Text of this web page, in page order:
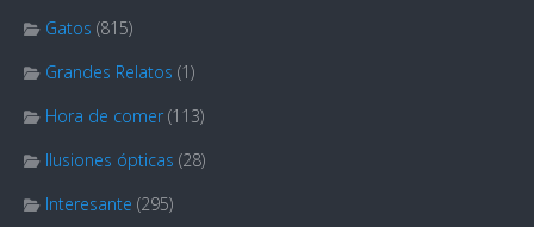
Gatos (815)
Grandes Relatos (1)
Hora de comer (113)
Ilusiones ópticas (28)
Interesante (295)